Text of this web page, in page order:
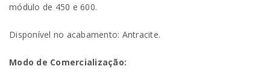
módulo de 450 e 600.
Disponível no acabamento: Antracite.
Modo de Comercialização: